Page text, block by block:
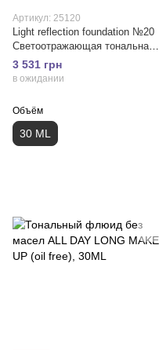
Артикул: 25120
Light reflection foundation №20
Светоотражающая тональная
основа HD эффект
3 531 грн
в ожидании
Объём
30 ML